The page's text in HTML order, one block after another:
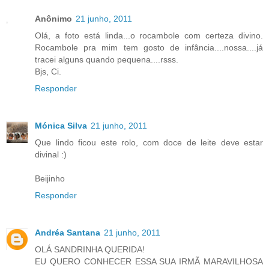
Anônimo 21 junho, 2011
Olá, a foto está linda...o rocambole com certeza divino.
Rocambole pra mim tem gosto de infância....nossa....já
tracei alguns quando pequena....rsss.
Bjs, Ci.
Responder
Mónica Silva 21 junho, 2011
Que lindo ficou este rolo, com doce de leite deve estar
divinal :)
Beijinho
Responder
Andréa Santana 21 junho, 2011
OLÁ SANDRINHA QUERIDA!
EU QUERO CONHECER ESSA SUA IRMÃ MARAVILHOSA